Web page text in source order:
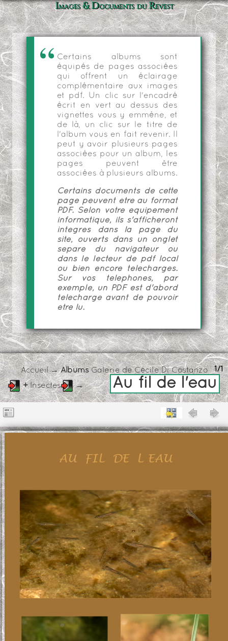
Images & Documents du Revest
Certains albums sont
équipés de pages associées
qui offrent un éclairage
complémentaire aux images
et pdf. Un clic sur l'encadré
écrit en vert au dessus des
vignettes vous y emmène, et
de là, un clic sur le titre de
l'album vous en fait revenir. Il
peut y avoir plusieurs pages
associées pour un album, les
pages peuvent être
associées à plusieurs albums.
Certains documents de cette
page peuvent être au format
PDF. Selon votre équipement
informatique, ils s'afficheront
intégrés dans la page du
site, ouverts dans un onglet
séparé du navigateur ou
dans le lecteur de pdf local
ou bien encore téléchargés.
Sur vos téléphones, par
exemple, un PDF est d'abord
téléchargé avant de pouvoir
être lu.
1/1
Accueil→ AlbumsGalerie de Cécile Di Costanzo
+Insectes → Au fil de l'eau